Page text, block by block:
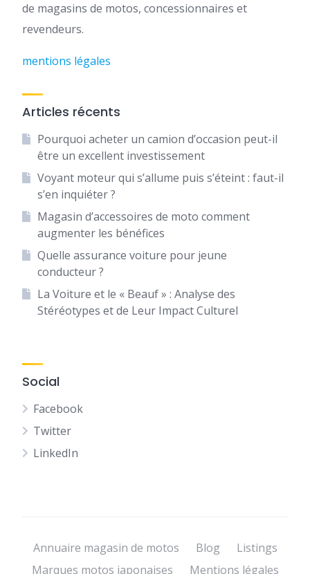
de magasins de motos, concessionnaires et
revendeurs.
mentions légales
Articles récents
Pourquoi acheter un camion d’occasion peut-il
être un excellent investissement
Voyant moteur qui s’allume puis s’éteint : faut-il
s’en inquiéter ?
Magasin d’accessoires de moto comment
augmenter les bénéfices
Quelle assurance voiture pour jeune
conducteur ?
La Voiture et le « Beauf » : Analyse des
Stéréotypes et de Leur Impact Culturel
Social
Facebook
Twitter
LinkedIn
Annuaire magasin de motos Blog
Listings
Marques motos japonaises
Mentions légales